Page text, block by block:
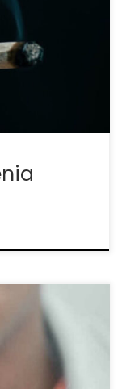
marihuany,
nawet
cannabis
Ma